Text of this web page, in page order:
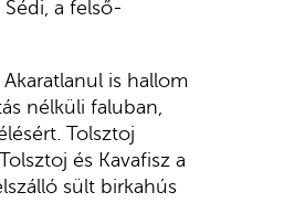
a felső-
is hallom
nélküli faluban,
Tolsztoj
és Kavafisz a
sült birkahús